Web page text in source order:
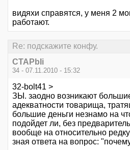
видяхи справятся, у меня 2
работают.
Re: подскажите конфу.
CTAPbIi
34 - 07.11.2010 - 15:32
32-bolt41 >
ЗЫ. заодно возникают
адекватности товарища,
большие деньги незнамо на
подойдет ли, без
вообще на относительно
зная ответа на вопрос: